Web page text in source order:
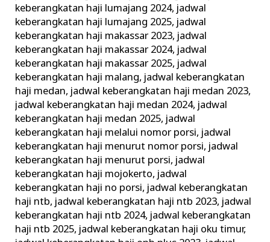
keberangkatan haji lumajang 2024, jadwal
keberangkatan haji lumajang 2025, jadwal
keberangkatan haji makassar 2023, jadwal
keberangkatan haji makassar 2024, jadwal
keberangkatan haji makassar 2025, jadwal
keberangkatan haji malang, jadwal keberangkatan
haji medan, jadwal keberangkatan haji medan 2023,
jadwal keberangkatan haji medan 2024, jadwal
keberangkatan haji medan 2025, jadwal
keberangkatan haji melalui nomor porsi, jadwal
keberangkatan haji menurut nomor porsi, jadwal
keberangkatan haji menurut porsi, jadwal
keberangkatan haji mojokerto, jadwal
keberangkatan haji no porsi, jadwal keberangkatan
haji ntb, jadwal keberangkatan haji ntb 2023, jadwal
keberangkatan haji ntb 2024, jadwal keberangkatan
haji ntb 2025, jadwal keberangkatan haji oku timur,